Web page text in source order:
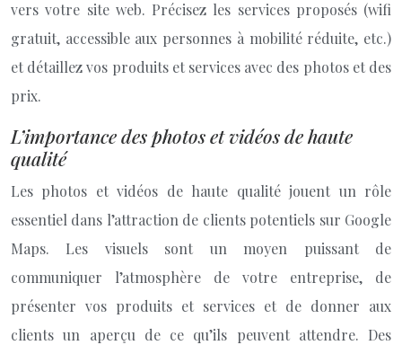
vers votre site web. Précisez les services proposés (wifi
gratuit, accessible aux personnes à mobilité réduite, etc.)
et détaillez vos produits et services avec des photos et des
prix.
L’importance des photos et vidéos de haute
qualité
Les photos et vidéos de haute qualité jouent un rôle
essentiel dans l’attraction de clients potentiels sur Google
Maps. Les visuels sont un moyen puissant de
communiquer l’atmosphère de votre entreprise, de
présenter vos produits et services et de donner aux
clients un aperçu de ce qu’ils peuvent attendre. Des